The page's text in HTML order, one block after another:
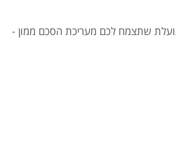
שתצמח לכם מעריכת הסכם ממון -